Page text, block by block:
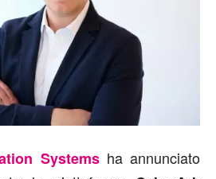
Systems ha annunciato